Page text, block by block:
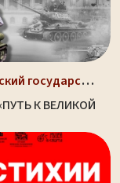
ФГБУК «Тульский государственный музей оружия», г....
К ВЕЛИКОЙ